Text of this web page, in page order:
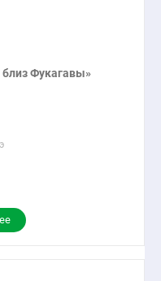
Фукагавы»